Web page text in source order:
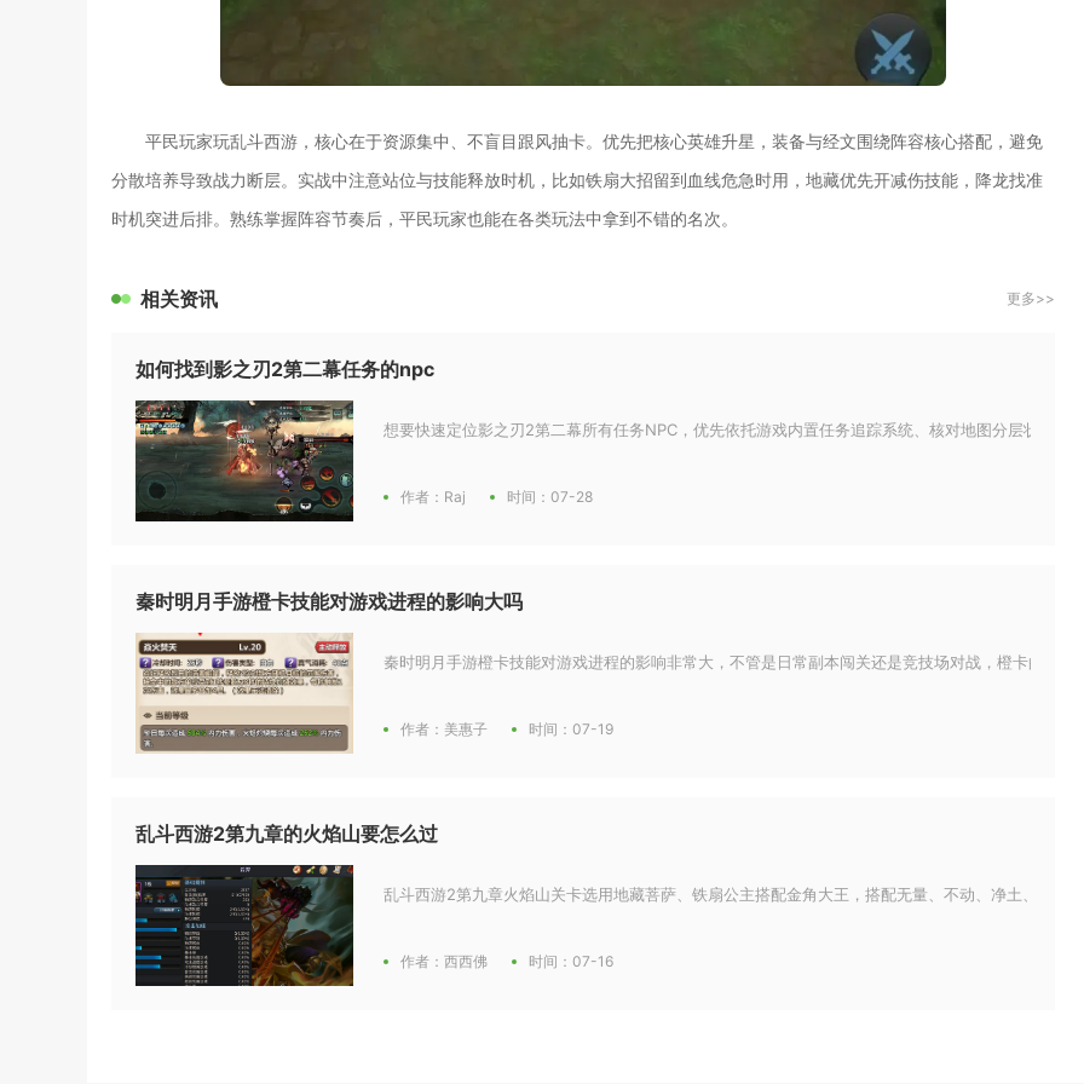
平民玩家玩乱斗西游，核心在于资源集中、不盲目跟风抽卡。优先把核心英雄升星，装备与经文围绕阵容核心搭配，避免
分散培养导致战力断层。实战中注意站位与技能释放时机，比如铁扇大招留到血线危急时用，地藏优先开减伤技能，降龙找准
时机突进后排。熟练掌握阵容节奏后，平民玩家也能在各类玩法中拿到不错的名次。
相关资讯 更多>>
如何找到影之刃2第二幕任务的npc
想要快速定位影之刃2第二幕所有任务NPC，优先依托游戏内置任务追踪系统、核对地图分层状态、
作者：Raj 时间：07-28
秦时明月手游橙卡技能对游戏进程的影响大吗
秦时明月手游橙卡技能对游戏进程的影响非常大，不管是日常副本闯关还是竞技场对战，橙卡的技能
作者：美惠子 时间：07-19
乱斗西游2第九章的火焰山要怎么过
乱斗西游2第九章火焰山关卡选用地藏菩萨、铁扇公主搭配金角大王，搭配无量、不动、净土、法华
作者：西西佛 时间：07-16